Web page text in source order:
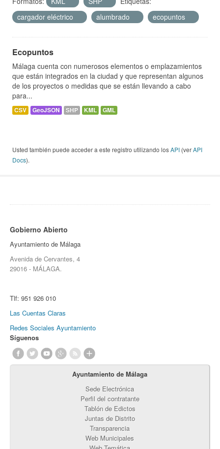
cargador eléctrico
alumbrado ecopuntos
Ecopuntos
Málaga cuenta con numerosos elementos o emplazamientos
que están integrados en la ciudad y que representan algunos
de los proyectos o medidas que se están llevando a cabo
para...
CSV GeoJSON SHP KML GML
Usted también puede acceder a este registro utilizando losAPI (verAPI
Docs).
Gobierno Abierto
Ayuntamiento de Málaga
Avenida de Cervantes, 4
29016 - MÁLAGA.
Tlf: 951 926 010
Las Cuentas Claras
Redes Sociales Ayuntamiento
Síguenos
Ayuntamiento de Málaga
Sede Electrónica
Perfil del contratante
Tablón de Edictos
Juntas de Distrito
Transparencia
Web Municipales